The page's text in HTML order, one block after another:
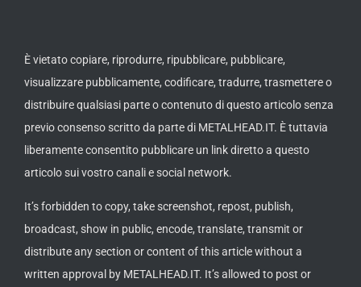
È vietato copiare, riprodurre, ripubblicare, pubblicare,
visualizzare pubblicamente, codificare, tradurre, trasmettere o
distribuire qualsiasi parte o contenuto di questo articolo senza
previo consenso scritto da parte di METALHEAD.IT. È tuttavia
liberamente consentito pubblicare un link diretto a questo
articolo sui vostro canali e social network.
It’s forbidden to copy, take screenshot, repost, publish,
broadcast, show in public, encode, translate, transmit or
distribute any section or content of this article without a
written approval by METALHEAD.IT. It’s allowed to post or